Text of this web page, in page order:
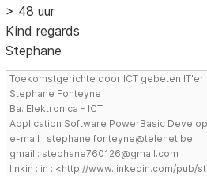
> 48 uur
Kind regards
Stephane
Toekomstgerichte door ICT gebeten IT'er
Stephane Fonteyne
Ba. Elektronica - ICT
Application Software PowerBasic
e-mail : stephane.fonteyne@telenet.be
gmail : stephane760126@gmail.com
linkin : in : <http://www.linkedin.com/pub/